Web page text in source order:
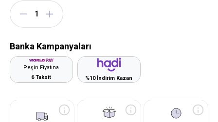
Banka Kampanyaları
Peşin Fiyatına
6 Taksit
%10 İndirim Kazan